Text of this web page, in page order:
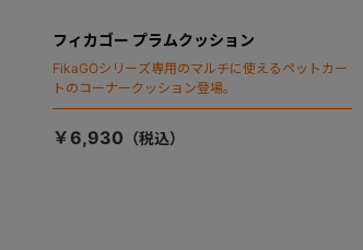
フィカゴー プラムクッション
FikaGOシリーズ専用のマルチに使えるペットカー
トのコーナークッション登場。
￥6,930